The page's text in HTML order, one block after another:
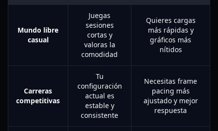
Mundo libre
casual
Juegas
sesiones
cortas y
valoras la
comodidad
Quieres cargas
más rápidas y
gráficos más
nítidos
Carreras
competitivas
Tu
configuración
actual es
estable y
consistente
Necesitas frame
pacing más
ajustado y mejor
respuesta